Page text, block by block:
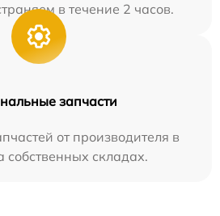
в течение 2 часов.
запчасти
от производителя в
собственных складах.